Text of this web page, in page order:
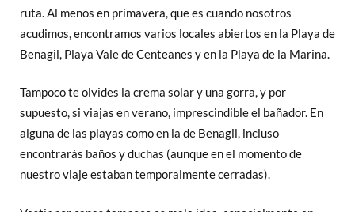
ruta. Al menos en primavera, que es cuando nosotros
acudimos, encontramos varios locales abiertos en la Playa de
Benagil, Playa Vale de Centeanes y en la Playa de la Marina.
Tampoco te olvides la crema solar y una gorra, y por
supuesto, si viajas en verano, imprescindible el bañador. En
alguna de las playas como en la de Benagil, incluso
encontrarás baños y duchas (aunque en el momento de
nuestro viaje estaban temporalmente cerradas).